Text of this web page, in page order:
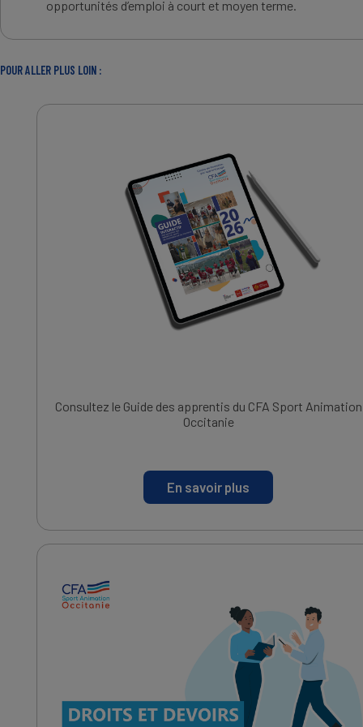
opportunités d’emploi à court et moyen terme.
POUR ALLER PLUS LOIN :
Consultez le Guide des apprentis du CFA Sport Animation
Occitanie
En savoir plus
IMAGE